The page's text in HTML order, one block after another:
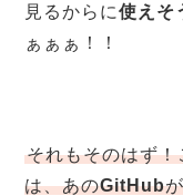
見るからに使えそ
ぁぁぁ！！
それもそのはず
は、あのGitHub